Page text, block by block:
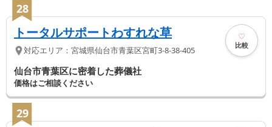
28
トータルサポートわすれな草
対応エリア： 宮城県仙台市青葉区宮町3-8-38-405 比較
仙台市青葉区に密着した葬儀社
価格はご相談ください
29